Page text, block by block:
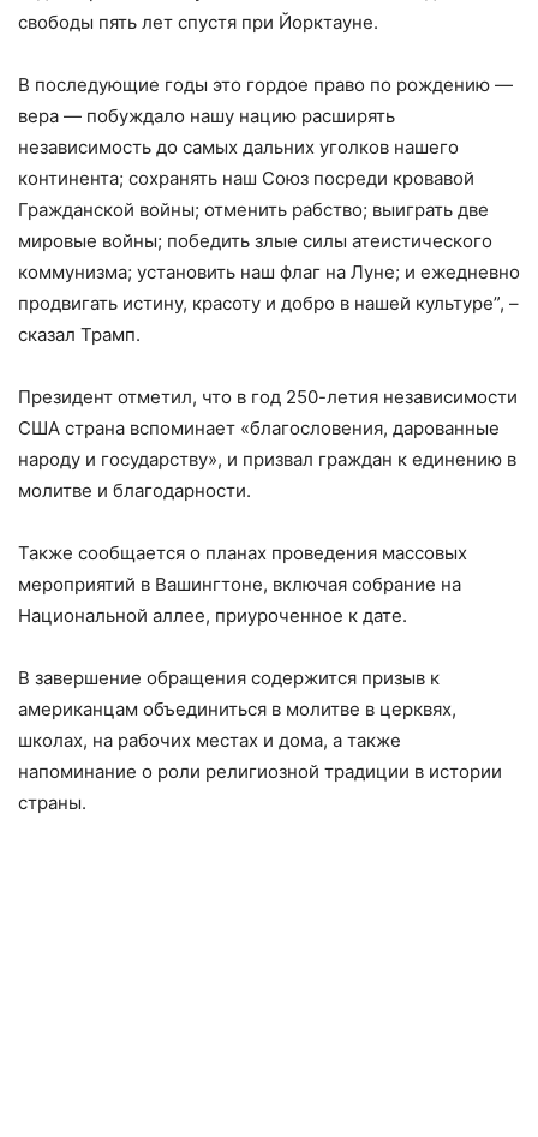
свободы пять лет спустя при Йорктаунe.
В последующие годы это гордое право по рождению —
вера — побуждало нашу нацию расширять
независимость до самых дальних уголков нашего
континента; сохранять наш Союз посреди кровавой
Гражданской войны; отменить рабство; выиграть две
мировые войны; победить злые силы атеистического
коммунизма; установить наш флаг на Луне; и ежедневно
продвигать истину, красоту и добро в нашей культуре”, –
сказал Трамп.
Президент отметил, что в год 250-летия независимости
США страна вспоминает «благословения, дарованные
народу и государству», и призвал граждан к единению в
молитве и благодарности.
Также сообщается о планах проведения массовых
мероприятий в Вашингтоне, включая собрание на
Национальной аллее, приуроченное к дате.
В завершение обращения содержится призыв к
американцам объединиться в молитве в церквях,
школах, на рабочих местах и дома, а также
напоминание о роли религиозной традиции в истории
страны.